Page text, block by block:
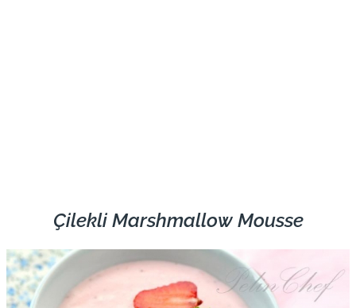
Çilekli Marshmallow Mousse